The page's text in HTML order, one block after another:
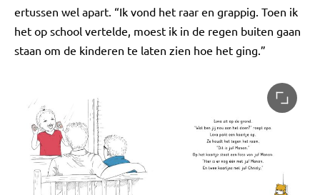
ertussen wel apart. “Ik vond het raar en grappig. Toen ik
het op school vertelde, moest ik in de regen buiten gaan
staan om de kinderen te laten zien hoe het ging.”